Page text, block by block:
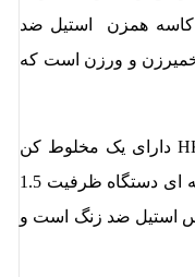
کاسه همزن استیل ضد
همزن ، خمیرزن و ورزن است که
ماشین آشپزخانه هنریچ مدل HKM-8083 دارای یک مخلوط کن
حرفه ای و باکیفت است که پارچ شیشه ای دستگاه ظرفیت 1.5
استیل ضد زنگ است و